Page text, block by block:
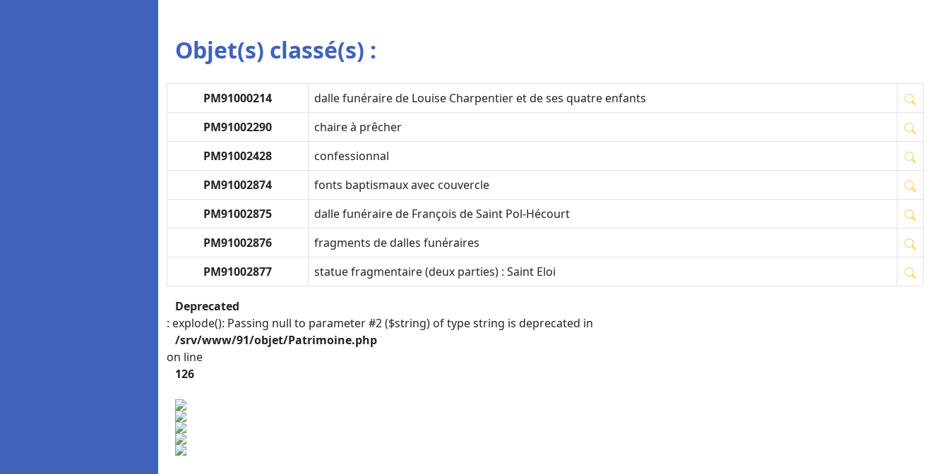
Objet(s) classé(s) :
PM91000214
dalle funéraire de Louise Charpentier et de ses quatre enfants
PM91002290
chaire à prêcher
PM91002428
confessionnal
PM91002874
fonts baptismaux avec couvercle
PM91002875
dalle funéraire de François de Saint Pol-Hécourt
PM91002876
fragments de dalles funéraires
PM91002877
statue fragmentaire (deux parties) : Saint Eloi
Deprecated
: explode(): Passing null to parameter #2 ($string) of type string is deprecated in
/srv/www/91/objet/Patrimoine.php
on line
126